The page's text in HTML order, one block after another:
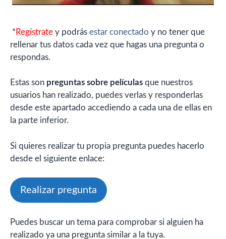
* Regístrate y podrás estar conectado y no tener que
rellenar tus datos cada vez que hagas una pregunta o
respondas.
Estas son preguntas sobre películas que nuestros
usuarios han realizado, puedes verlas y responderlas
desde este apartado accediendo a cada una de ellas en
la parte inferior.
Si quieres realizar tu propia pregunta puedes hacerlo
desde el siguiente enlace:
Realizar pregunta
Puedes buscar un tema para comprobar si alguien ha
realizado ya una pregunta similar a la tuya.